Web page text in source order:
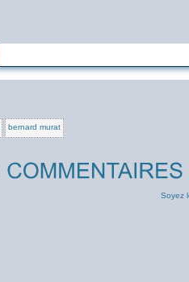
bernard murat
Soyez